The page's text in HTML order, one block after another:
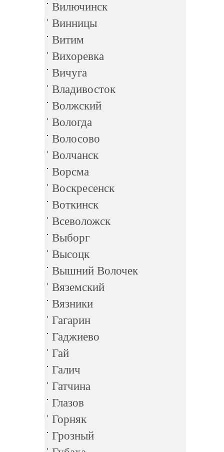
Вилючинск
Винницы
Витим
Вихоревка
Вичуга
Владивосток
Волжский
Вологда
Волосово
Волчанск
Ворсма
Воскресенск
Воткинск
Всеволожск
Выборг
Высоцк
Вышний Волочек
Вяземский
Вязники
Гагарин
Гаджиево
Гай
Галич
Гатчина
Глазов
Горняк
Грозный